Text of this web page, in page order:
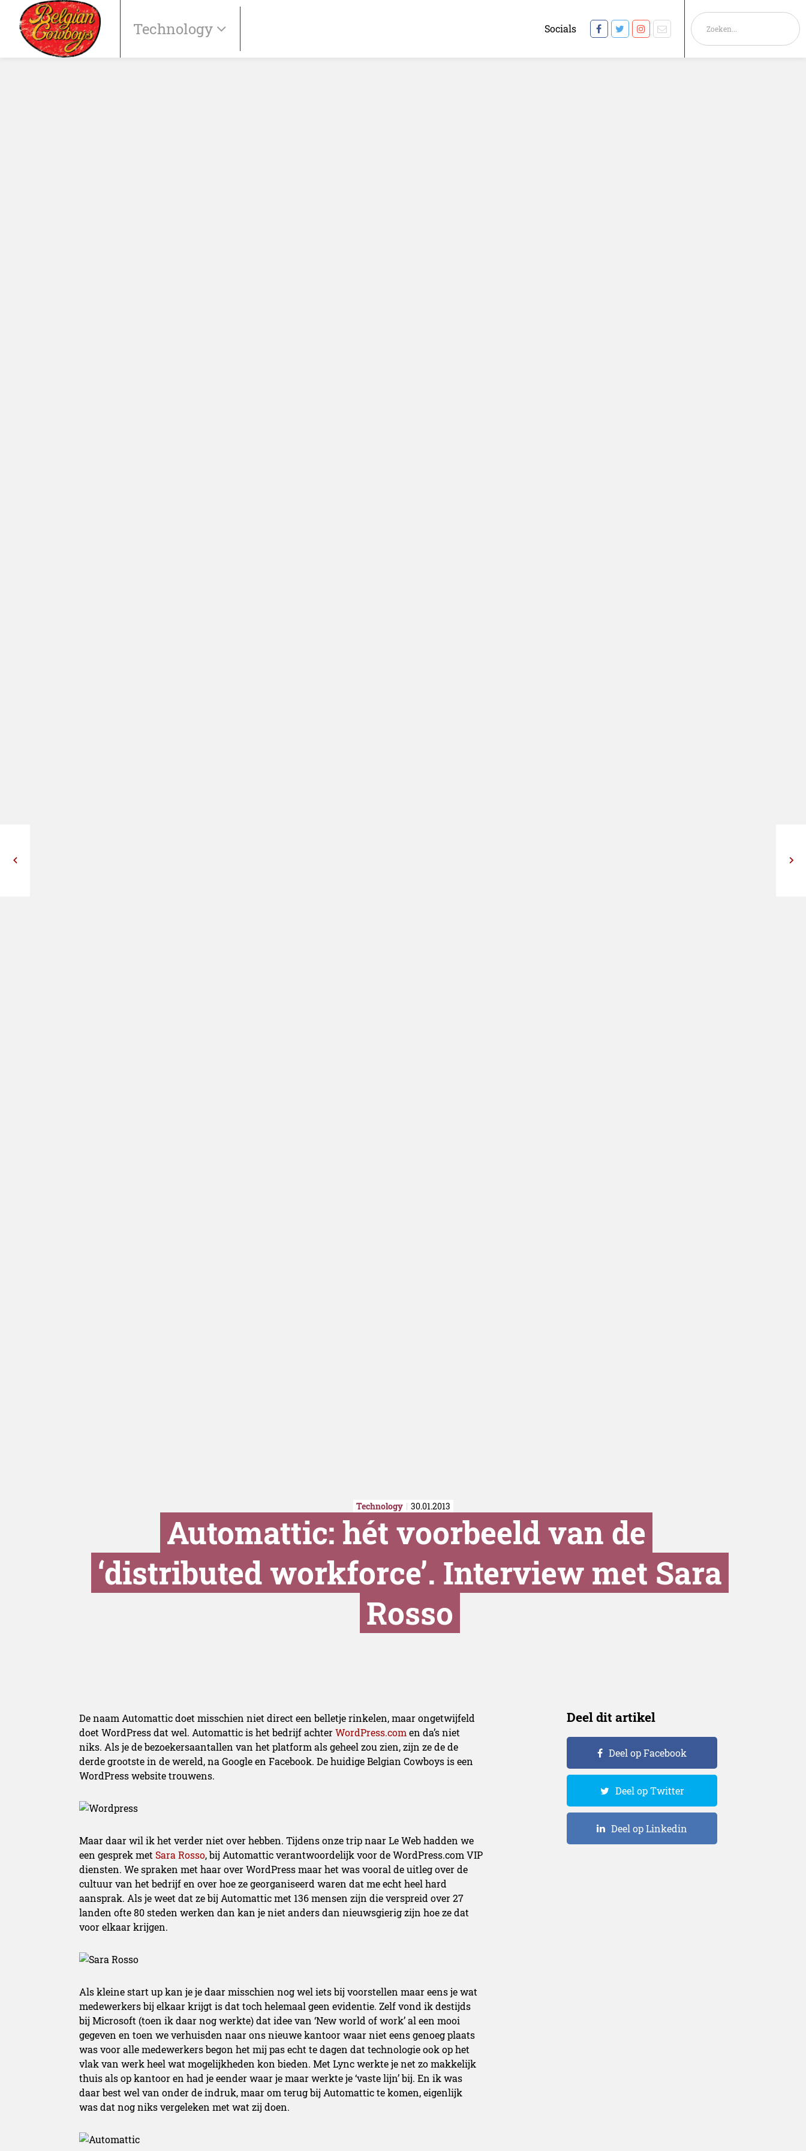
Technology Socials
Technology 30.01.2013
Automattic: hét voorbeeld van de
‘distributed workforce’. Interview met Sara
Rosso
De naam Automattic doet misschien niet direct een belletje rinkelen, maar ongetwijfeld
doet WordPress dat wel. Automattic is het bedrijf achterWordPress.comen da’s niet
niks. Als je de bezoekersaantallen van het platform als geheel zou zien, zijn ze de de
derde grootste in de wereld, na Google en Facebook. De huidige Belgian Cowboys is een
WordPress website trouwens.
Maar daar wil ik het verder niet over hebben. Tijdens onze trip naar Le Web hadden we
een gesprek met Sara Rosso, bij Automattic verantwoordelijk voor de WordPress.com VIP
diensten. We spraken met haar over WordPress maar het was vooral de uitleg over de
cultuur van het bedrijf en over hoe ze georganiseerd waren dat me echt heel hard
aansprak. Als je weet dat ze bij Automattic met 136 mensen zijn die verspreid over 27
landen ofte 80 steden werken dan kan je niet anders dan nieuwsgierig zijn hoe ze dat
voor elkaar krijgen.
Als kleine start up kan je je daar misschien nog wel iets bij voorstellen maar eens je wat
medewerkers bij elkaar krijgt is dat toch helemaal geen evidentie. Zelf vond ik destijds
bij Microsoft (toen ik daar nog werkte) dat idee van ‘New world of work’ al een mooi
gegeven en toen we verhuisden naar ons nieuwe kantoor waar niet eens genoeg plaats
was voor alle medewerkers begon het mij pas echt te dagen dat technologie ook op het
vlak van werk heel wat mogelijkheden kon bieden. Met Lync werkte je net zo makkelijk
thuis als op kantoor en had je eender waar je maar werkte je ‘vaste lijn’ bij. En ik was
daar best wel van onder de indruk, maar om terug bij Automattic te komen, eigenlijk
was dat nog niks vergeleken met wat zij doen.
Deel dit artikel
Deel op Facebook
Deel op Twitter
Deel op Linkedin